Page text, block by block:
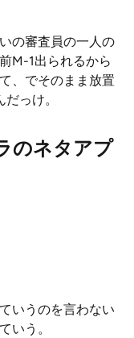
の審査員の一人の
M-1出られるから
、でそのまま放置
っけ。
のネタアプ
いうのを言わない
いう。